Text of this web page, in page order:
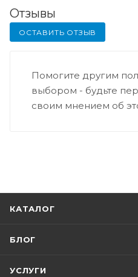
Отзывы
ОСТАВИТЬ ОТЗЫВ
Помогите другим
выбором - будьте
своим мнением об
КАТАЛОГ
БЛОГ
УСЛУГИ